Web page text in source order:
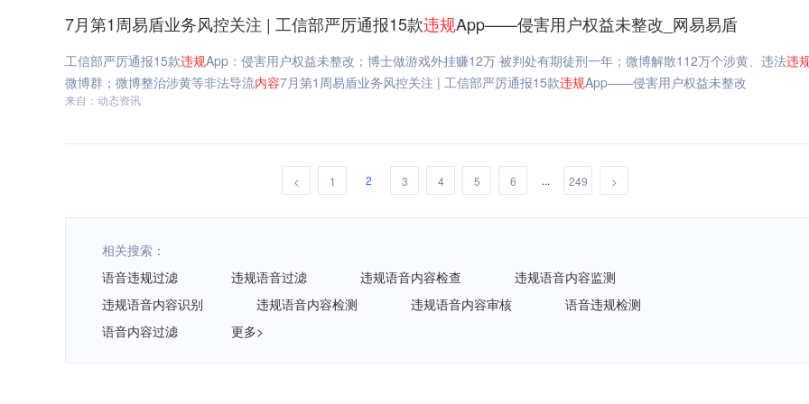
7月第1周易盾业务风控关注 | 工信部严厉通报15款违规App——侵害用户权益未整改_网易易盾
工信部严厉通报15款违规App：侵害用户权益未整改；博士做游戏外挂赚12万 被判处有期徒刑一年；微博解散112万个涉黄、违法违
微博群；微博整治涉黄等非法导流内容7月第1周易盾业务风控关注 | 工信部严厉通报15款违规App——侵害用户权益未整改
来自：动态资讯
< 1 2 3 4 5 6 ... 249 >
相关搜索：
语音违规过滤
违规语音过滤 违规语音内容检查
违规语音内容监测
违规语音内容识别
违规语音内容检测 违规语音内容审核
语音违规检测
语音内容过滤
更多>